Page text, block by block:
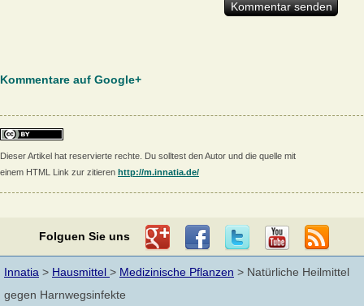
Kommentare auf Google+
Dieser Artikel hat reservierte rechte. Du solltest den Autor und die quelle mit
einem HTML Link zur zitieren http://m.innatia.de/
Folguen Sie uns
Innatia > Hausmittel > Medizinische Pflanzen > Natürliche Heilmittel
gegen Harnwegsinfekte